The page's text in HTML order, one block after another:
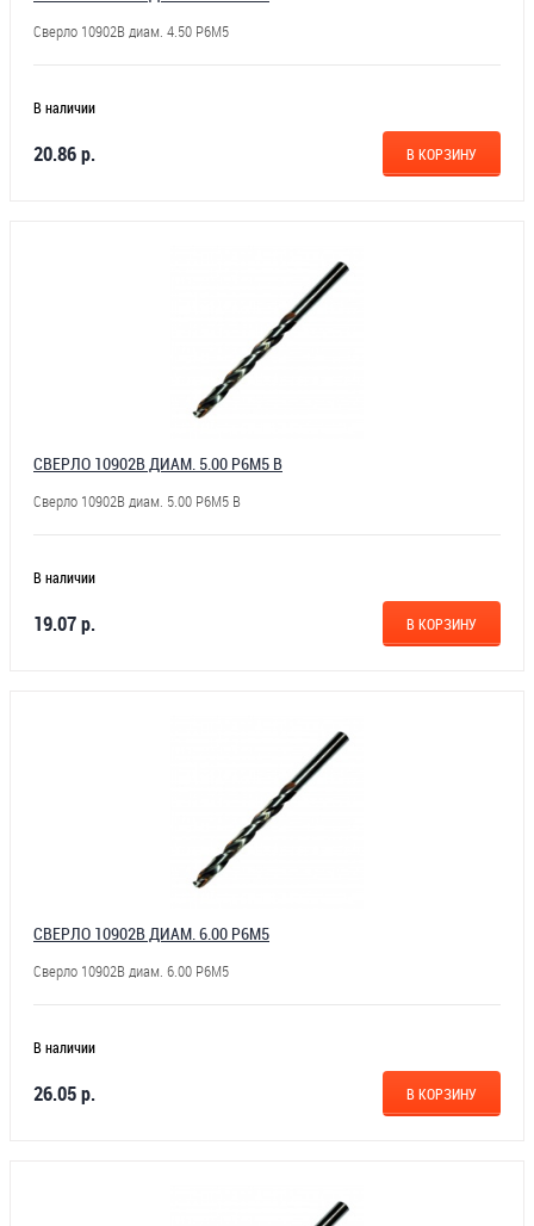
Сверло 10902В диам. 4.50 Р6М5
В наличии
20.86 р. В КОРЗИНУ
СВЕРЛО 10902В ДИАМ. 5.00 Р6М5 В
Сверло 10902В диам. 5.00 Р6М5 В
В наличии
19.07 р. В КОРЗИНУ
СВЕРЛО 10902В ДИАМ. 6.00 Р6М5
Сверло 10902В диам. 6.00 Р6М5
В наличии
26.05 р. В КОРЗИНУ